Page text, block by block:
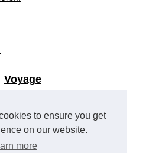
to ensure you get
on our website.
more
Voyage